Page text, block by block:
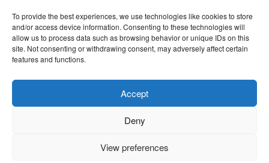
To provide the best experiences, we use technologies like cookies to store
and/or access device information. Consenting to these technologies will
allow us to process data such as browsing behavior or unique IDs on this
site. Not consenting or withdrawing consent, may adversely affect certain
features and functions.
Accept
Deny
View preferences
Toggle
Nira Press d.o.o.
Sadržaj ovog sajta je zakonom zaštićena intelektualna svojina
kopiranje, objavljivanje celine ili delova bilo kog proizvoda NiraPress